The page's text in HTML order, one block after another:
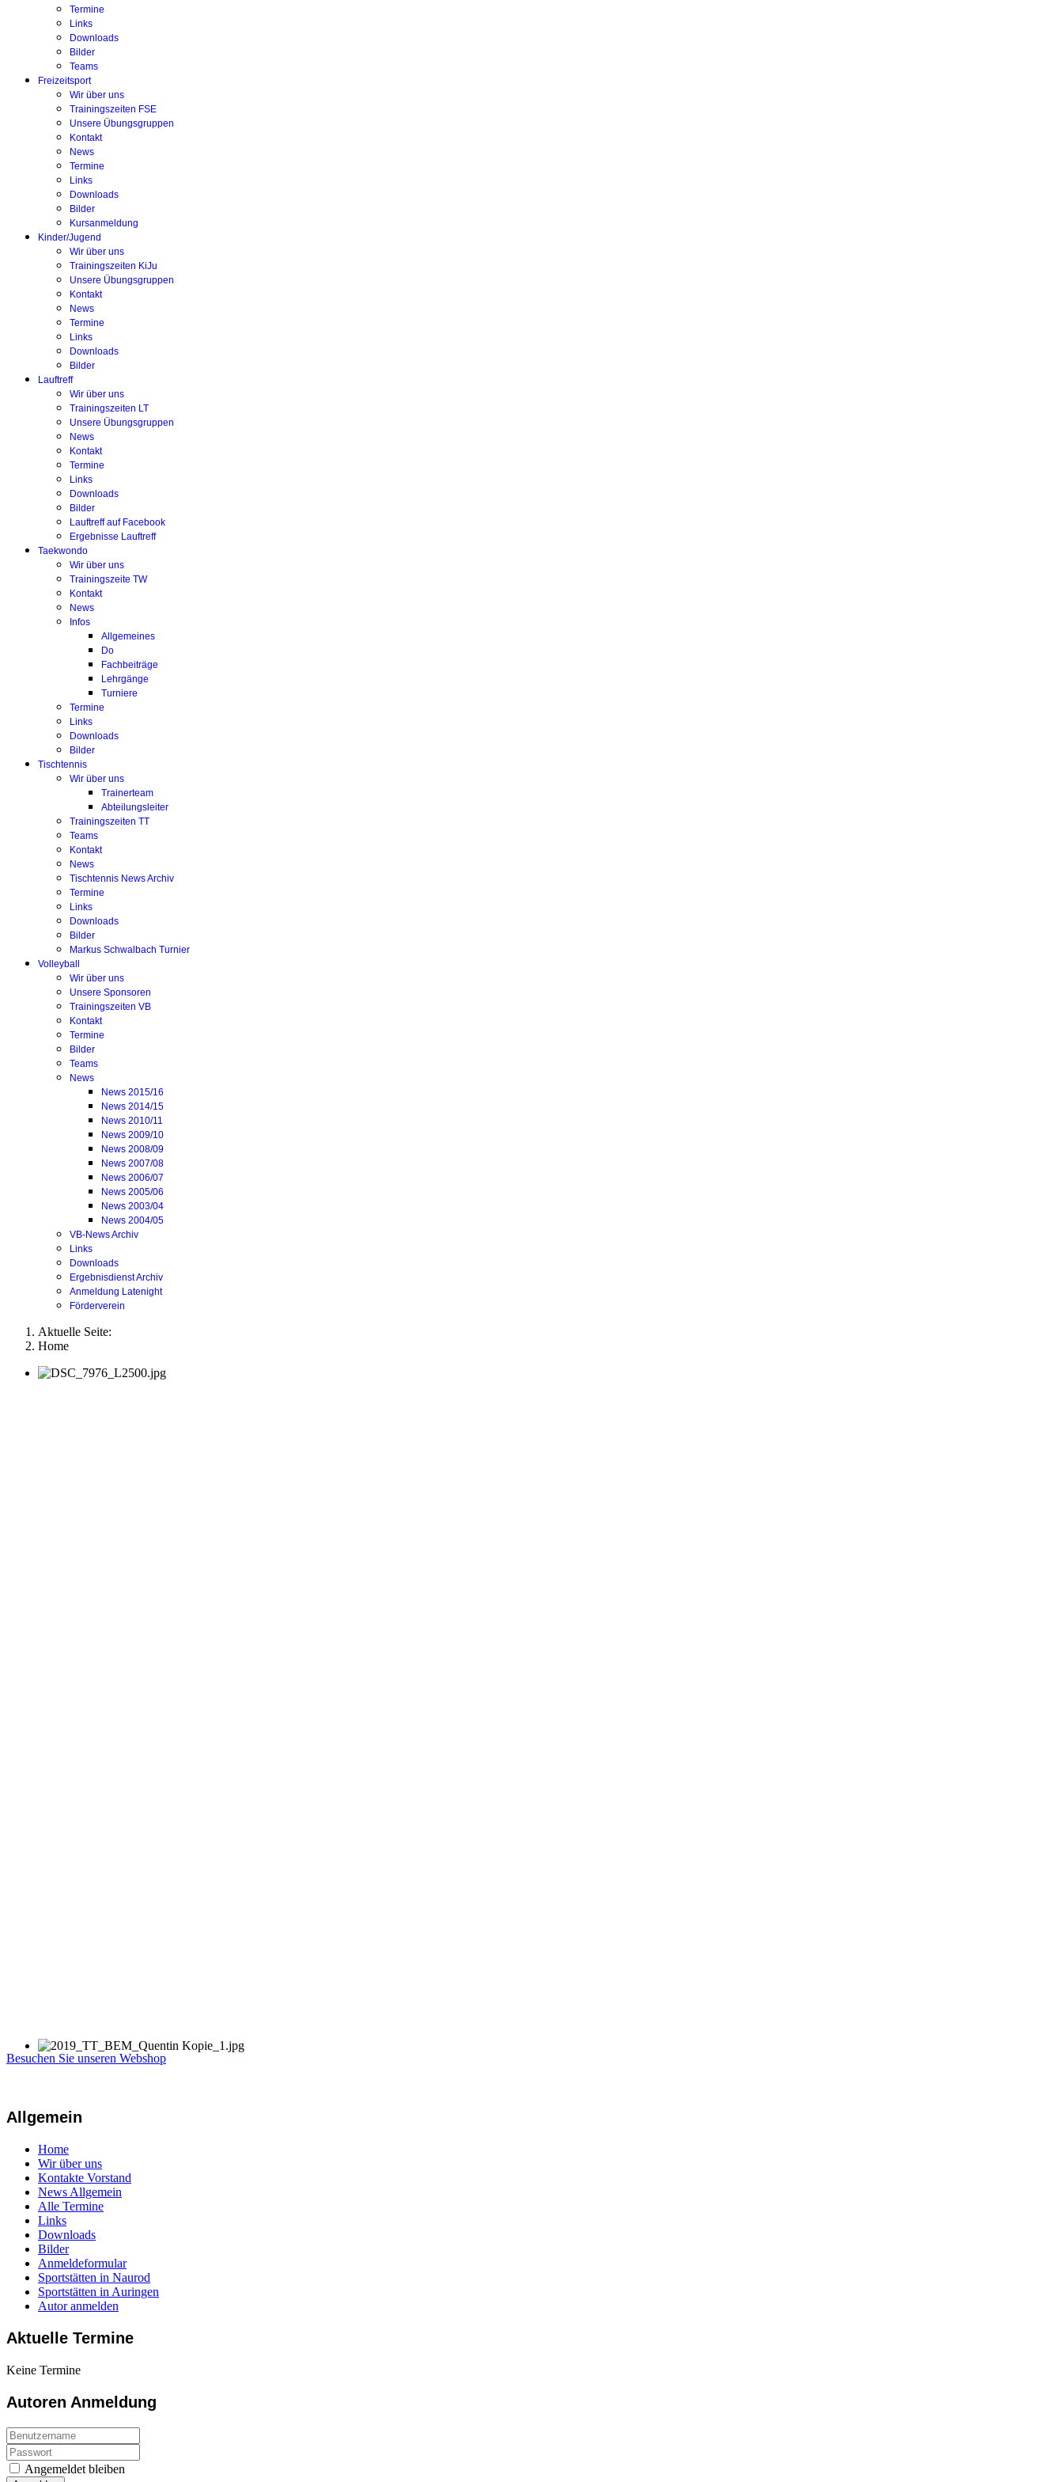
Termine
Links
Downloads
Bilder
Teams
Freizeitsport
Wir über uns
Trainingszeiten FSE
Unsere Übungsgruppen
Kontakt
News
Termine
Links
Downloads
Bilder
Kursanmeldung
Kinder/Jugend
Wir über uns
Trainingszeiten KiJu
Unsere Übungsgruppen
Kontakt
News
Termine
Links
Downloads
Bilder
Lauftreff
Wir über uns
Trainingszeiten LT
Unsere Übungsgruppen
News
Kontakt
Termine
Links
Downloads
Bilder
Lauftreff auf Facebook
Ergebnisse Lauftreff
Taekwondo
Wir über uns
Trainingszeite TW
Kontakt
News
Infos
Allgemeines
Do
Fachbeiträge
Lehrgänge
Turniere
Termine
Links
Downloads
Bilder
Tischtennis
Wir über uns
Trainerteam
Abteilungsleiter
Trainingszeiten TT
Teams
Kontakt
News
Tischtennis News Archiv
Termine
Links
Downloads
Bilder
Markus Schwalbach Turnier
Volleyball
Wir über uns
Unsere Sponsoren
Trainingszeiten VB
Kontakt
Termine
Bilder
Teams
News
News 2015/16
News 2014/15
News 2010/11
News 2009/10
News 2008/09
News 2007/08
News 2006/07
News 2005/06
News 2003/04
News 2004/05
VB-News Archiv
Links
Downloads
Ergebnisdienst Archiv
Anmeldung Latenight
Förderverein
Aktuelle Seite:
Home
Besuchen Sie unseren Webshop
Allgemein
Home
Wir über uns
Kontakte Vorstand
News Allgemein
Alle Termine
Links
Downloads
Bilder
Anmeldeformular
Sportstätten in Naurod
Sportstätten in Auringen
Autor anmelden
Aktuelle Termine
Keine Termine
Autoren Anmeldung
Angemeldet bleiben